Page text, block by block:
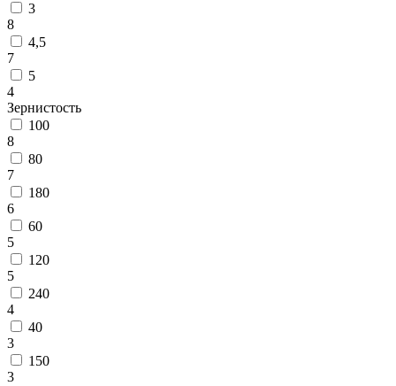
3
8
4,5
7
5
4
Зернистость
100
8
80
7
180
6
60
5
120
5
240
4
40
3
150
3